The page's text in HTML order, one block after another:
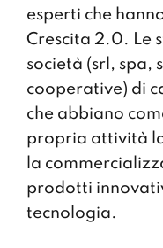
esperti che
Crescita 2.0. Le
società (srl, spa,
cooperative) di
che abbiano
propria attività
la
prodotti
tecnologia.